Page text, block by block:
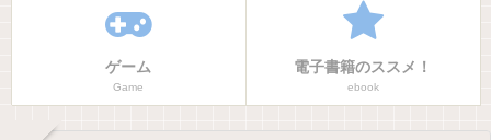
ゲーム
Game
電子書籍のススメ！
ebook